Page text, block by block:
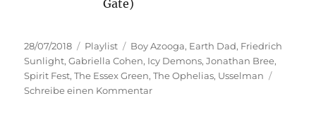
Gate)
Veröffentlicht
am
28/07/2018 Kategorien
Playlist Schlagwörter
Boy Azooga, Earth Dad, Friedrich
Sunlight,Gabriella Cohen, Icy Demons,Jonathan Bree,
Spirit Fest,The Essex Green,The Ophelias, Usselman
Schreibe einen Kommentarzu